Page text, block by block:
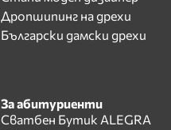
Дропшипинг на дрехи
Български дамски дрехи
За абитуриенти
Сватбен Бутик ALEGRA